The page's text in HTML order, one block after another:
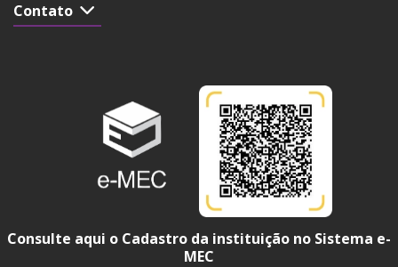
Contato
Consulte aqui o Cadastro da instituição no Sistema e-
MEC